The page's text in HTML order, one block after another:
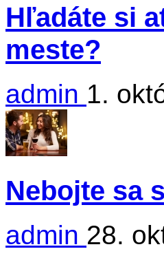
Hľadáte si
meste?
admin 1.
Nebojte sa
admin 28.